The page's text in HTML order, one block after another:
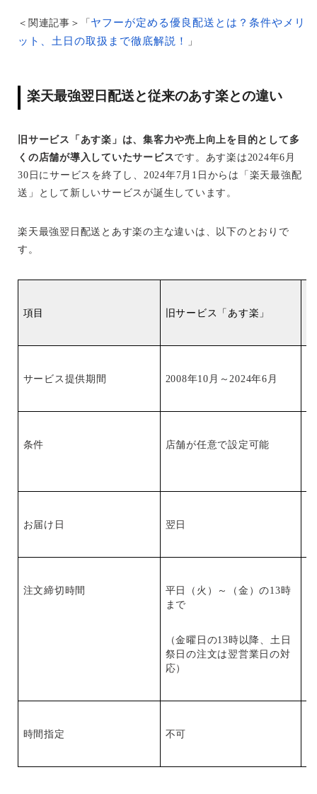
＜関連記事＞「 ヤフーが定める優良配送とは？条件やメリ
ット、土日の取扱まで徹底解説！
」
楽天最強翌日配送と従来のあす楽との違い
旧サービス「あす楽」は、集客力や売上向上を目的として多
くの店舗が導入していたサービスです。あす楽は2024年6月
30日にサービスを終了し、2024年7月1日からは「楽天最強配
送」として新しいサービスが誕生しています。
楽天最強翌日配送とあす楽の主な違いは、以下のとおりで
す。
項目 旧サービス「あす楽」
サービス提供期間 2008年10月～2024年6月
条件 店舗が任意で設定可能
お届け日 翌日
注文締切時間
平日（火）～（金）の13時
まで
（金曜日の13時以降、土日
祭日の注文は翌営業日の対
応）
時間指定 不可